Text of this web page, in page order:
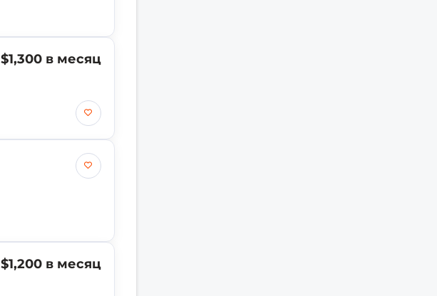
$1,300 в месяц
$1,200 в месяц